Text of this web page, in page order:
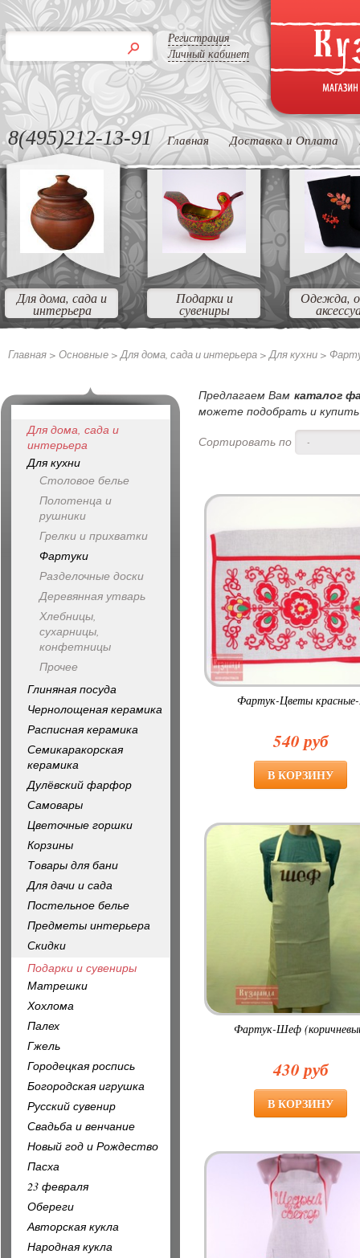
Регистрация
Личный кабинет
8(495)212-13-91 Главная Доставка и Оплата
Для дома, сада и
интерьера
Подарки и
сувениры
Одежда,
Главная > Основные >Для дома, сада и интерьера >Для кухни >
Предлагаем Вам каталог
можете подобрать и купить
Сортировать по
-
Фартук-Цветы
540 руб
Фартук-Шеф
430 руб
Для дома, сада и
интерьера
Для кухни
Столовое белье
Полотенца и
рушники
Грелки и прихватки
Фартуки
Разделочные доски
Деревянная утварь
Хлебницы,
сухарницы,
конфетницы
Прочее
Глиняная посуда
Чернолощеная керамика
Расписная керамика
Семикаракорская
керамика
Дулёвский фарфор
Самовары
Цветочные горшки
Корзины
Товары для бани
Для дачи и сада
Постельное белье
Предметы интерьера
Скидки
Подарки и сувениры
Матрешки
Хохлома
Палех
Гжель
Городецкая роспись
Богородская игрушка
Русский сувенир
Свадьба и венчание
Новый год и Рождество
Пасха
23 февраля
Обереги
Авторская кукла
Народная кукла